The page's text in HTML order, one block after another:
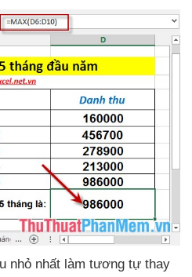
nhỏ nhất làm tương tự thay